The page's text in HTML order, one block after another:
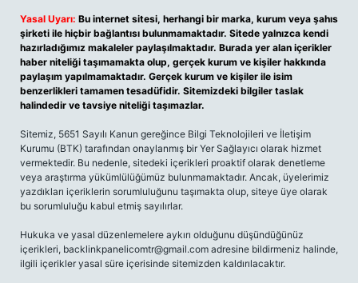
Yasal Uyarı: Bu internet sitesi, herhangi bir marka, kurum veya şahıs
şirketi ile hiçbir bağlantısı bulunmamaktadır. Sitede yalnızca kendi
hazırladığımız makaleler paylaşılmaktadır. Burada yer alan içerikler
haber niteliği taşımamakta olup, gerçek kurum ve kişiler hakkında
paylaşım yapılmamaktadır. Gerçek kurum ve kişiler ile isim
benzerlikleri tamamen tesadüfidir. Sitemizdeki bilgiler taslak
halindedir ve tavsiye niteliği taşımazlar.
Sitemiz, 5651 Sayılı Kanun gereğince Bilgi Teknolojileri ve İletişim
Kurumu (BTK) tarafından onaylanmış bir Yer Sağlayıcı olarak hizmet
vermektedir. Bu nedenle, sitedeki içerikleri proaktif olarak denetleme
veya araştırma yükümlülüğümüz bulunmamaktadır. Ancak, üyelerimiz
yazdıkları içeriklerin sorumluluğunu taşımakta olup, siteye üye olarak
bu sorumluluğu kabul etmiş sayılırlar.
Hukuka ve yasal düzenlemelere aykırı olduğunu düşündüğünüz
içerikleri, backlinkpanelicomtr@gmail.com adresine bildirmeniz halinde,
ilgili içerikler yasal süre içerisinde sitemizden kaldırılacaktır.